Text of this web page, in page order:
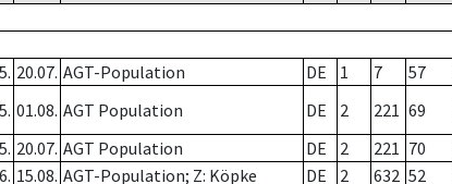
20.07. AGT-Population DE 1 7 57
01.08. AGT Population DE 2 221 69
20.07. AGT Population DE 2 221 70
15.08. AGT-Population; Z: Köpke DE 2 632 52